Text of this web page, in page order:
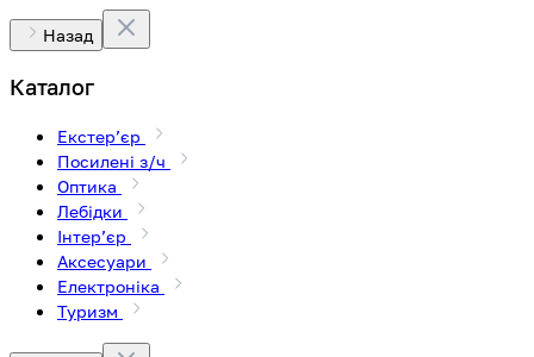
Назад
Каталог
Екстерʼєр
Посилені з/ч
Оптика
Лебідки
Інтерʼєр
Аксесуари
Електроніка
Туризм